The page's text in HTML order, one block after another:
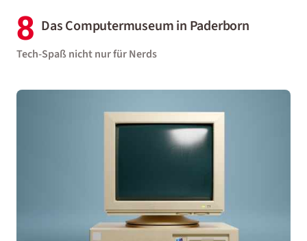
8 Das Computermuseum in Paderborn
Tech-Spaß nicht nur für Nerds